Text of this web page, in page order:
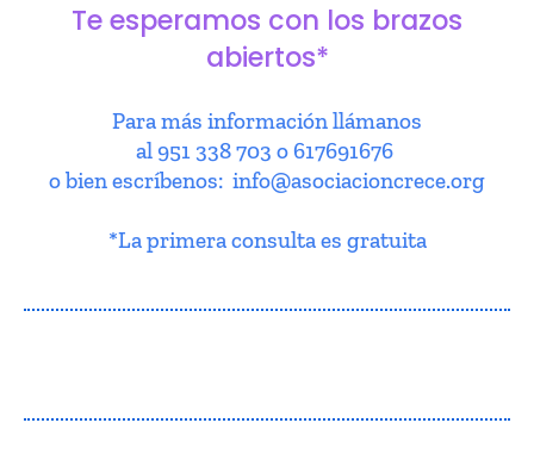
Te esperamos con los brazos
abiertos*
Para más información llámanos
al 951 338 703 o 617691676
o bien escríbenos: info@asociacioncrece.org
*La primera consulta es gratuita